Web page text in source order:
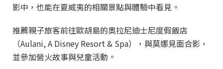
影中，也能在夏威夷的相關景點與體驗中看見。
推薦親子旅客前往歐胡島的奧拉尼迪士尼度假飯店
（Aulani, A Disney Resort & Spa），與莫娜見面合影，
並參加營火故事與兒童活動。